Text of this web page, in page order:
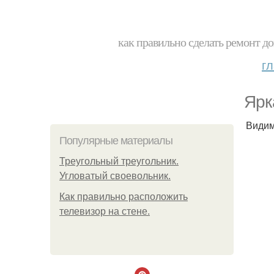
как правильно сделать ремонт
Популярные материалы
Треугольный треугольник.
Угловатый своевольник.
Как правильно расположить
телевизор на стене.